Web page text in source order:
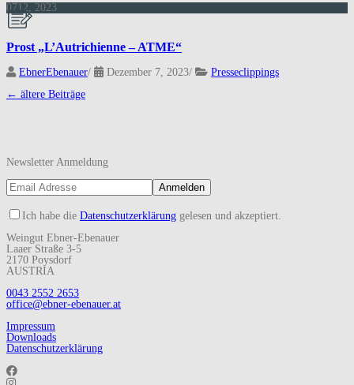
0712, 2023
Prost „L’Autrichienne – ATME“
EbnerEbenauer/ Dezember 7, 2023/ Presseclippings
Navigation
← ältere Beiträge
Newsletter Anmeldung
Ich habe die Datenschutzerklärung gelesen und akzeptiert.
Weingut Ebner-Ebenauer
Laaer Straße 3-5
2170 Poysdorf
AUSTRIA
0043 2552 2653
office@ebner-ebenauer.at
Impressum
Downloads
Datenschutzerklärung